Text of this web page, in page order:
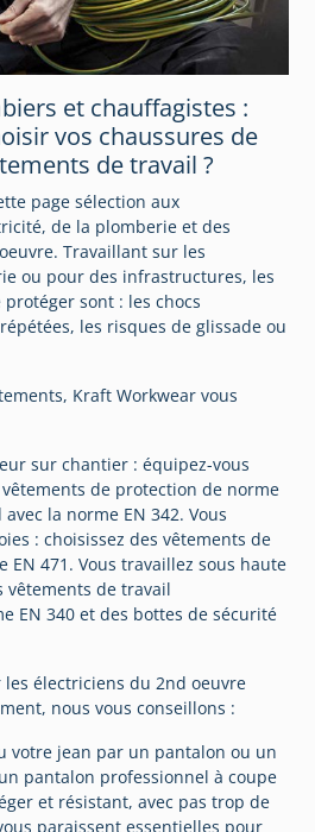
et chauffagistes :
vos chaussures de
de travail ?
page sélection aux
de la plomberie et des
Travaillant sur les
ou pour des infrastructures, les
sont : les chocs
les risques de glissade ou
Kraft Workwear vous
sur chantier : équipez-vous
de protection de norme
la norme EN 342. Vous
: choisissez des vêtements de
471. Vous travaillez sous haute
vêtements de travail
EN 340 et des bottes de sécurité
électriciens du 2nd oeuvre
nous vous conseillons :
votre jean par un pantalon ou un
pantalon professionnel à coupe
et résistant, avec pas trop de
paraissent essentielles pour